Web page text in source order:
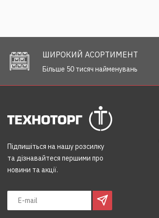
ШИРОКИЙ АСОРТИМЕНТ
Більше 50 тисяч найменувань
Підпишіться на нашу розсилку
та дізнавайтеся першими про
новини та акції.